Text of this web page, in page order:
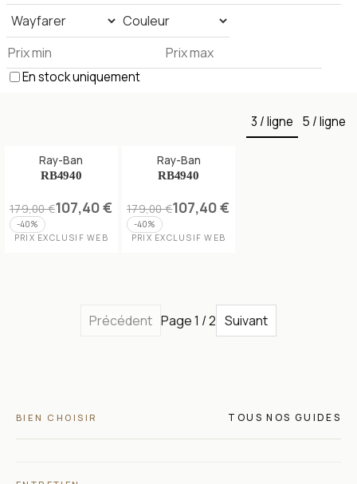
En stock uniquement
3 / ligne 5 / ligne
Ray-Ban
RB4940
179,00 €107,40 €
-40%
PRIX EXCLUSIF WEB
Ray-Ban
RB4940
179,00 €107,40 €
-40%
PRIX EXCLUSIF WEB
Précédent Page 1 / 2 Suivant
BIEN CHOISIR TOUS NOS GUIDES